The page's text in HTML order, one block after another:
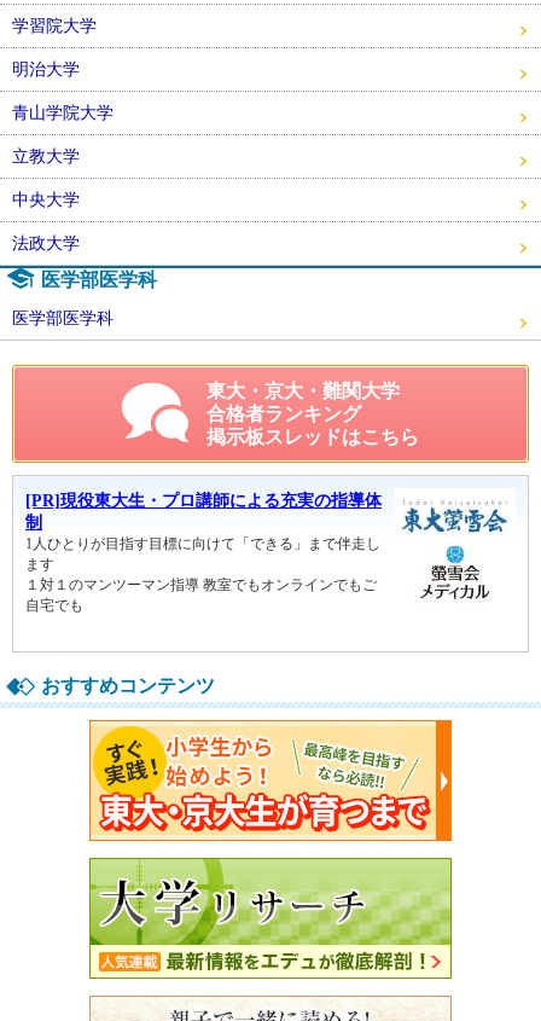
学習院大学
明治大学
青山学院大学
立教大学
中央大学
法政大学
医学部医学科
医学部医学科
東大・京大・難関大学
合格者ランキング
掲示板スレッドはこちら
おすすめコンテンツ